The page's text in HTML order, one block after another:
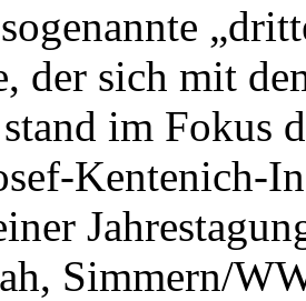
der sich mit
im Fokus
Kentenich-
Simmern/